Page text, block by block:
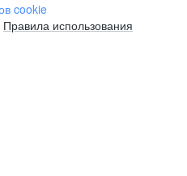
cookie
Правила использования